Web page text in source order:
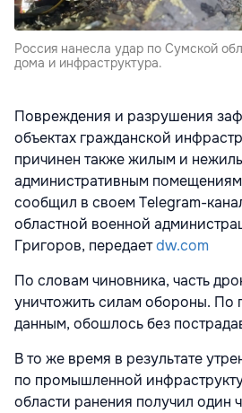
Россия нанесла удар по Сумской
дома и инфраструктура.
Повреждения и разрушения
объектах гражданской
причинен также жилым и
административным помещениям
сообщил в своем Telegram-
областной военной
Григоров, передаетdw.com
По словам чиновника, часть
уничтожить силам обороны. По
данным, обошлось без
В то же время в результате
по промышленной
области ранения получил один